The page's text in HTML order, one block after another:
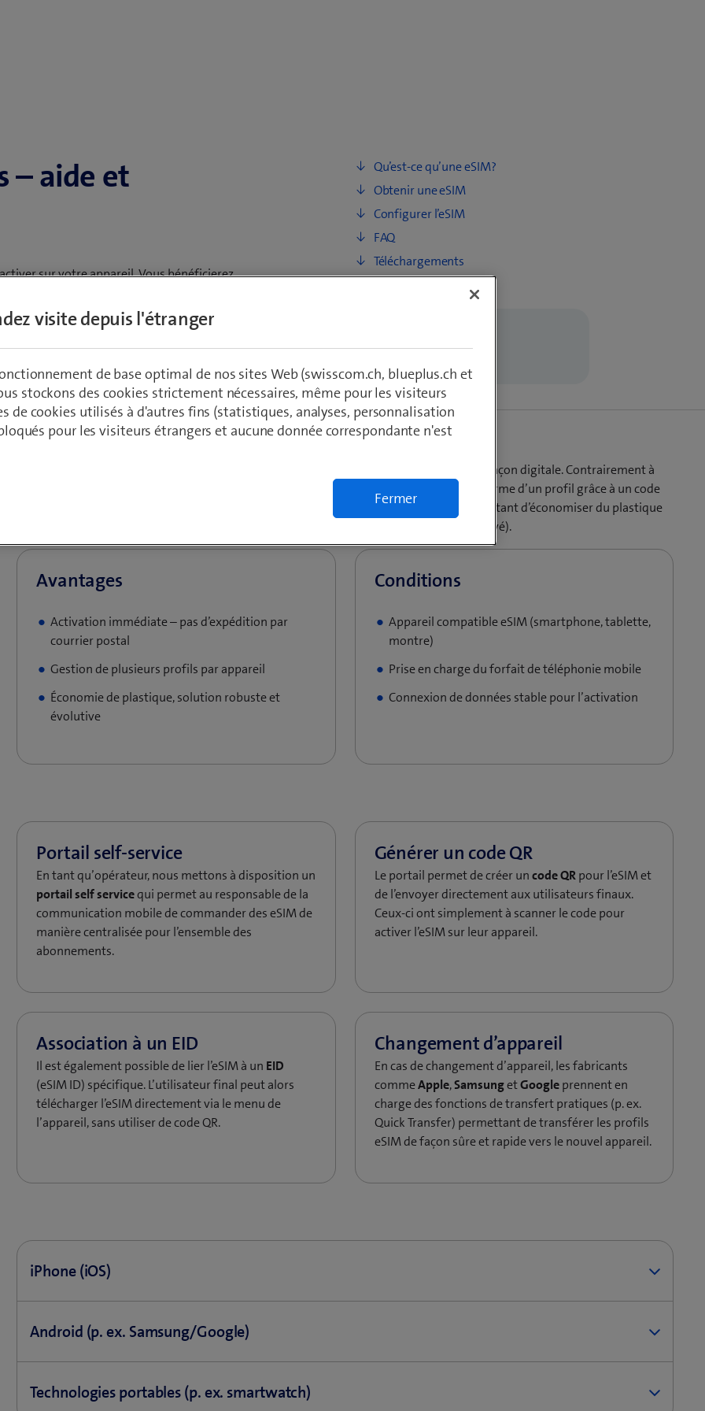
– aide et
sur votre appareil. Vous bénéficierez
Qu’est-ce qu’une eSIM?
Obtenir une eSIM
Configurer l’eSIM
FAQ
Téléchargements
(embedded SIM) est une puce SIM intégrée à un appareil et programmable de façon digitale. Contrairement à
une carte SIM physique, il n’y a pas de carte à insérer – les forfaits sont installés sous la forme d’un profil grâce à un code
QR, une appli d’activation ou via le menu de l’appareil. C’est une solution pratique, permettant d’économiser du plastique
et de disposer de plusieurs profils sur un même appareil (p. ex. à titre professionnel et privé).
Activation immédiate – pas d’expédition par
courrier postal
Gestion de plusieurs profils par appareil
Économie de plastique, solution robuste et
évolutive
Appareil compatible eSIM (smartphone, tablette,
montre)
Prise en charge du forfait de téléphonie mobile
Connexion de données stable pour l’activation
En tant qu’opérateur, nous mettons à disposition un
portail self servicequi permet au responsable de la
communication mobile de commander des eSIM de
manière centralisée pour l’ensemble des
abonnements.
Le portail permet de créer uncode QRpour l’eSIM et
de l’envoyer directement aux utilisateurs finaux.
Ceux-ci ont simplement à scanner le code pour
activer l’eSIM sur leur appareil.
Il est également possible de lier l’eSIM à un EID
(eSIM ID) spécifique. L’utilisateur final peut alors
télécharger l’eSIM directement via le menu de
l’appareil, sans utiliser de code QR.
En cas de changement d’appareil, les fabricants
commeApple,SamsungetGoogleprennent en
charge des fonctions de transfert pratiques (p. ex.
Quick Transfer) permettant de transférer les profils
eSIM de façon sûre et rapide vers le nouvel appareil.
iPhone (iOS)
Ouvrez Paramètres→Réseau mobile
SélectionnezUtiliser un code QRet scannez le code QR de l’eSIM de votre opérateur.
Suivez les instructions, attribuez un nom de forfait (p. ex. «Privé») et validez.
Android (p. ex. Samsung/Google)
OuvrezParamètres→ Connexions→Gestionnaire SIM
Technologies portables (p. ex. smartwatch)
visite depuis l'étranger
de base optimal de nos sites Web (swisscom.ch, blueplus.ch et
stockons des cookies strictement nécessaires, même pour les visiteurs
de cookies utilisés à d'autres fins (statistiques, analyses, personnalisation
pour les visiteurs étrangers et aucune donnée correspondante n'est
Fermer